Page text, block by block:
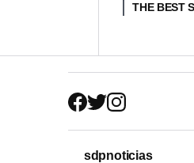
THE BEST
sdpnoticias